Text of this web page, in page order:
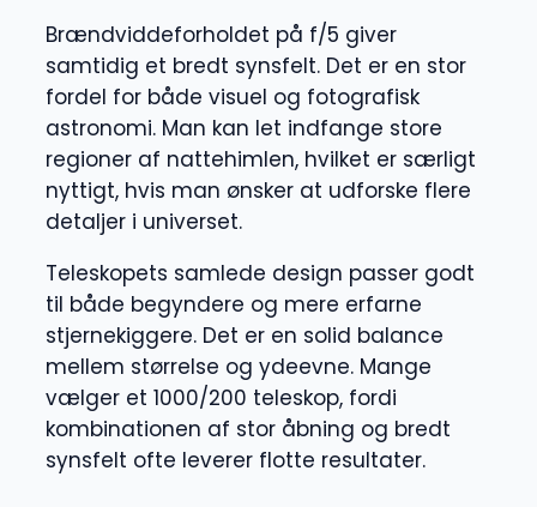
Brændviddeforholdet på f/5 giver
samtidig et bredt synsfelt. Det er en stor
fordel for både visuel og fotografisk
astronomi. Man kan let indfange store
regioner af nattehimlen, hvilket er særligt
nyttigt, hvis man ønsker at udforske flere
detaljer i universet.
Teleskopets samlede design passer godt
til både begyndere og mere erfarne
stjernekiggere. Det er en solid balance
mellem størrelse og ydeevne. Mange
vælger et 1000/200 teleskop, fordi
kombinationen af stor åbning og bredt
synsfelt ofte leverer flotte resultater.